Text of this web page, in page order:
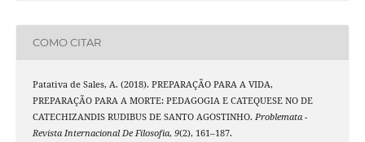
COMO CITAR
Patativa de Sales, A. (2018). PREPARAÇÃO PARA A VIDA,
PREPARAÇÃO PARA A MORTE: PEDAGOGIA E CATEQUESE NO DE
CATECHIZANDIS RUDIBUS DE SANTO AGOSTINHO. Problemata -
Revista Internacional De Filosofia, 9(2), 161–187.